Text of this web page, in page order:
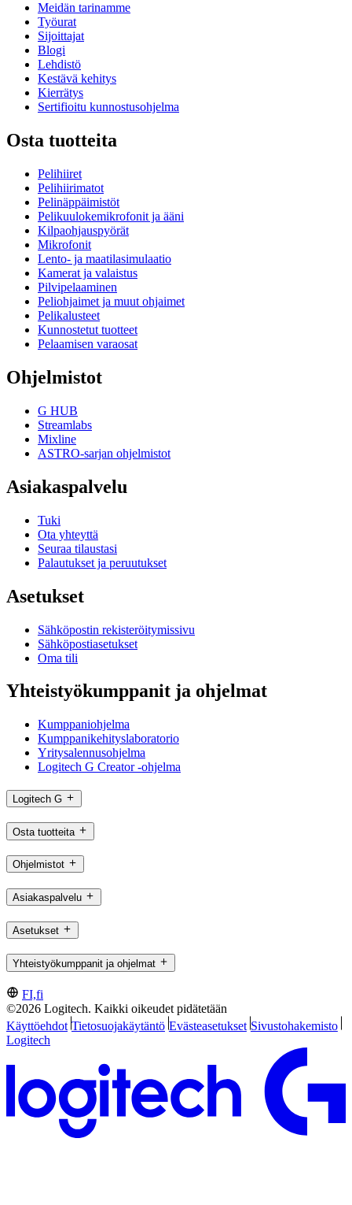
Meidän tarinamme
Työurat
Sijoittajat
Blogi
Lehdistö
Kestävä kehitys
Kierrätys
Sertifioitu kunnostusohjelma
Osta tuotteita
Pelihiiret
Pelihiirimatot
Pelinäppäimistöt
Pelikuulokemikrofonit ja ääni
Kilpaohjauspyörät
Mikrofonit
Lento- ja maatilasimulaatio
Kamerat ja valaistus
Pilvipelaaminen
Peliohjaimet ja muut ohjaimet
Pelikalusteet
Kunnostetut tuotteet
Pelaamisen varaosat
Ohjelmistot
G HUB
Streamlabs
Mixline
ASTRO-sarjan ohjelmistot
Asiakaspalvelu
Tuki
Ota yhteyttä
Seuraa tilaustasi
Palautukset ja peruutukset
Asetukset
Sähköpostin rekisteröitymissivu
Sähköpostiasetukset
Oma tili
Yhteistyökumppanit ja ohjelmat
Kumppaniohjelma
Kumppanikehityslaboratorio
Yritysalennusohjelma
Logitech G Creator -ohjelma
Logitech G
Osta tuotteita
Ohjelmistot
Asiakaspalvelu
Asetukset
Yhteistyökumppanit ja ohjelmat
FI,fi
©2026 Logitech. Kaikki oikeudet pidätetään
Käyttöehdot Tietosuojakäytäntö Evästeasetukset Sivustohakemisto
Logitech